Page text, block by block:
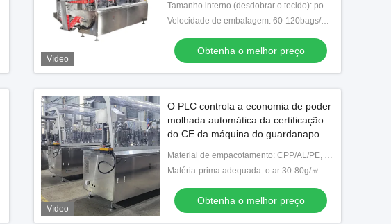
Vídeo
preparação de álcool com vedação
de quatro lados
Tamanho interno (desdobrar o tecido): pode ser personalizado
Velocidade de embalagem: 60-120bags/min
Obtenha o melhor preço
Vídeo
O PLC controla a economia de poder
molhada automática da certificação
do CE da máquina do guardanapo
Material de empacotamento: CPP/AL/PE, BOPP/PE/AL/PE, PAPER/PE/AL
Matéria-prima adequada: o ar 30-80g/㎡ colocou o papel, tela não tecida do spunlace/laminagem a quente
Obtenha o melhor preço